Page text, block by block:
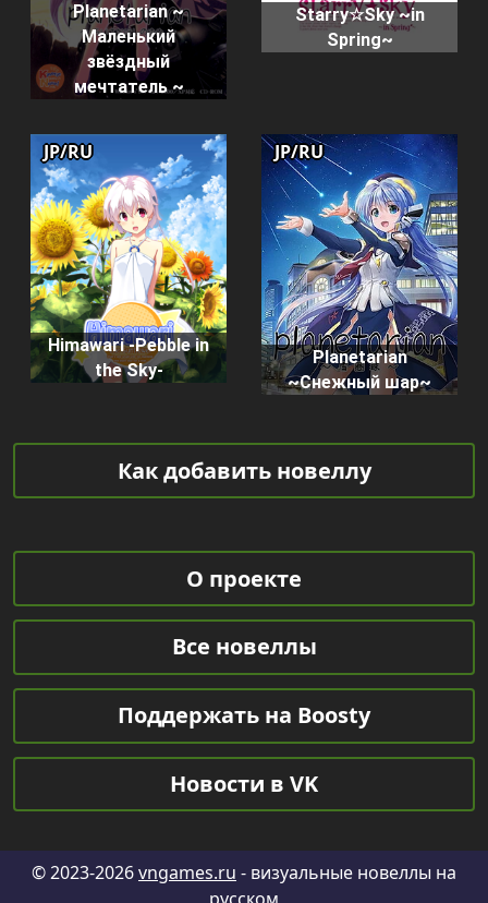
Planetarian ~
Маленький
звёздный
мечтатель ~
Starry☆Sky ~in
Spring~
Himawari -Pebble in
the Sky-
JP/RU
Planetarian
~Снежный шар~
JP/RU
Как добавить новеллу
О проекте
Все новеллы
Поддержать на Boosty
Новости в VK
© 2023-2026vngames.ru - визуальные новеллы на